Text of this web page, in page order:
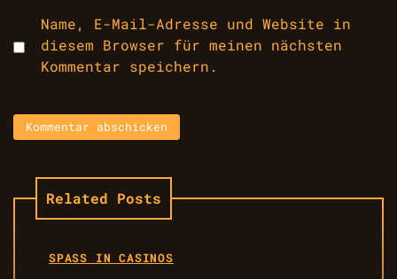
Name, E-Mail-Adresse und Website in
diesem Browser für meinen nächsten
Kommentar speichern.
Related Posts
SPASS IN CASINOS